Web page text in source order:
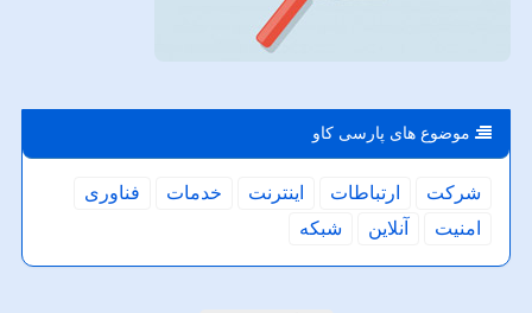
موضوع های پارسی كاو
شركت ارتباطات اینترنت خدمات
فناوری
امنیت
آنلاین شبكه